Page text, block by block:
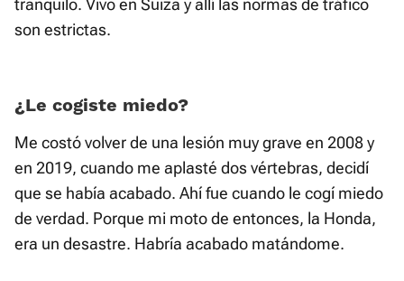
tranquilo. Vivo en Suiza y allí las normas de tráfico
son estrictas.
¿Le cogiste miedo?
Me costó volver de una lesión muy grave en 2008 y
en 2019, cuando me aplasté dos vértebras, decidí
que se había acabado. Ahí fue cuando le cogí miedo
de verdad. Porque mi moto de entonces, la Honda,
era un desastre. Habría acabado matándome.